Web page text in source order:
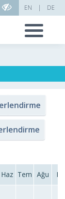
DE
|
EN
Haz Tem Ağu Eyl